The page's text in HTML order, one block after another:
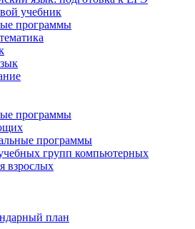
учебник
программы
программы
программы
групп компьютерных
взрослых
план